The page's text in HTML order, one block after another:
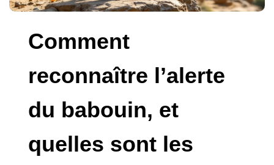
Comment
reconnaître l’alerte
du babouin, et
quelles sont les